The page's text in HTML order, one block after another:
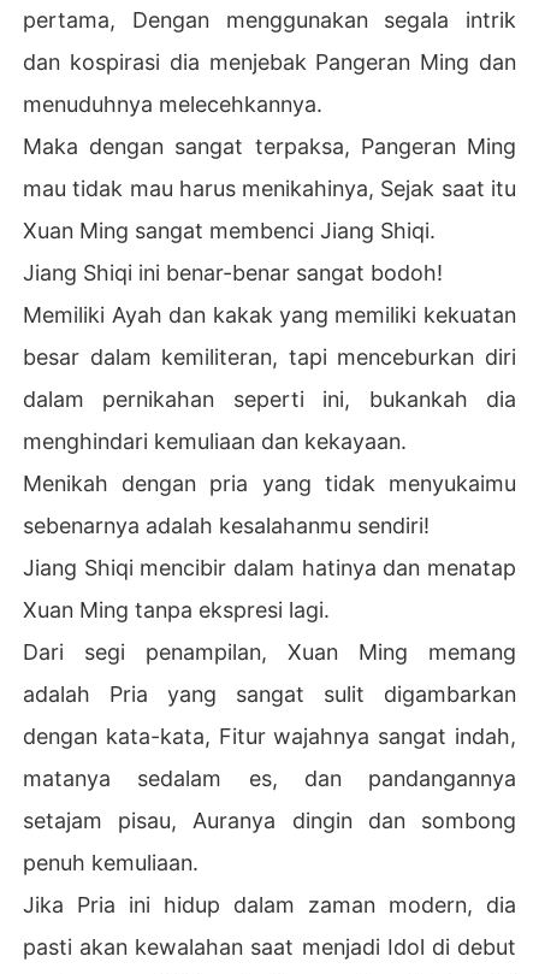
pertama, Dengan menggunakan segala intrik
dan kospirasi dia menjebak Pangeran Ming dan
menuduhnya melecehkannya.
Maka dengan sangat terpaksa, Pangeran Ming
mau tidak mau harus menikahinya, Sejak saat itu
Xuan Ming sangat membenci Jiang Shiqi.
Jiang Shiqi ini benar-benar sangat bodoh!
Memiliki Ayah dan kakak yang memiliki kekuatan
besar dalam kemiliteran, tapi menceburkan diri
dalam pernikahan seperti ini, bukankah dia
menghindari kemuliaan dan kekayaan.
Menikah dengan pria yang tidak menyukaimu
sebenarnya adalah kesalahanmu sendiri!
Jiang Shiqi mencibir dalam hatinya dan menatap
Xuan Ming tanpa ekspresi lagi.
Dari segi penampilan, Xuan Ming memang
adalah Pria yang sangat sulit digambarkan
dengan kata-kata, Fitur wajahnya sangat indah,
matanya sedalam es, dan pandangannya
setajam pisau, Auranya dingin dan sombong
penuh kemuliaan.
Jika Pria ini hidup dalam zaman modern, dia
pasti akan kewalahan saat menjadi Idol di debut